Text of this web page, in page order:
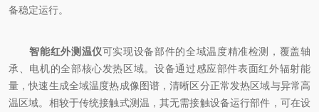
备稳定运行。
智能红外测温仪可实现设备部件的全域温度精准检测，覆盖轴
承、电机的全部核心发热区域。设备通过感应部件表面红外辐射能
量，快速生成全域温度热成像图谱，清晰区分正常发热区域与异常高
温区域。相较于传统接触式测温，其无需接触设备运行部件，可在设